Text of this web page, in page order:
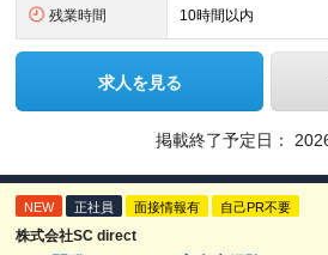
残業時間 10時間以内
求人を見る
掲載終了予定日：
NEW 正社員 面接情報有 自己PR不要
株式会社SC direct